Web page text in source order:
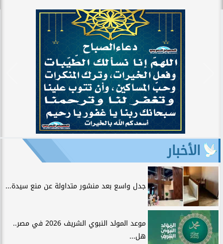
الأخبار
جدل واسع بعد منشور متداولة عن منع سيدة...
موعد المولد النبوي الشريف 2026 في مصر..
هل...